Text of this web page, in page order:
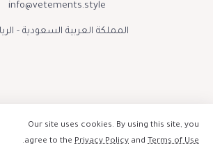
info@vetements.style
المملكة العربية السعودية -
Our site uses cookies. By using this site, you
agree to the Privacy Policy and Terms of Use
.